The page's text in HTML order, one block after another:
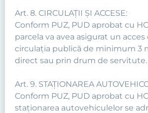
Art. 8. CIRCULAŢII ŞI ACCESE:
Conform PUZ, PUD aprobat cu
parcela va avea asigurat un
circulaţia publică de minimum 3
direct sau prin drum de servitute.
Art. 9. STAŢIONAREA
Conform PUZ, PUD aprobat cu
staţionarea autovehiculelor se